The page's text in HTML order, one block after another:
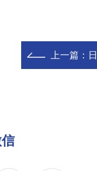
上一篇：